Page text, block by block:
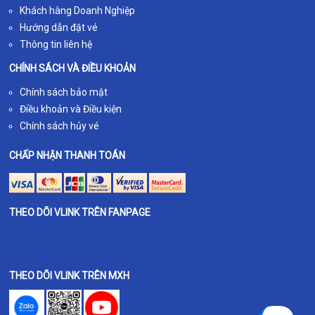
Khách hàng Doanh Nghiệp
Hướng dẫn đặt vé
Thông tin liên hệ
CHÍNH SÁCH VÀ ĐIỀU KHOẢN
Chính sách bảo mật
Điều khoản và Điều kiện
Chính sách hủy vé
CHẤP NHẬN THANH TOÁN
THEO DÕI VLINK TRÊN FANPAGE
THEO DÕI VLINK TRÊN MXH